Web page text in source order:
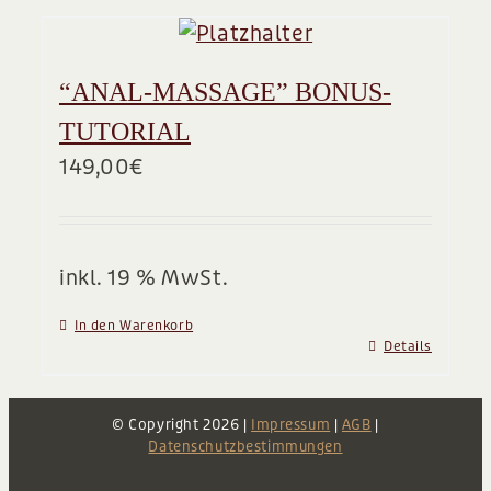
“ANAL-MASSAGE” BONUS-
TUTORIAL
149,00€
inkl. 19 % MwSt.
In den Warenkorb
Details
© Copyright2026 | Impressum | AGB |
Datenschutzbestimmungen